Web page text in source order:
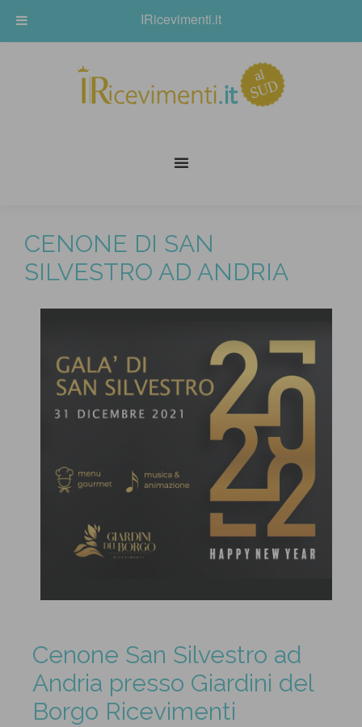
CENONE DI SAN
SILVESTRO AD ANDRIA
Cenone San Silvestro ad
Andria presso Giardini del
Borgo Ricevimenti
IRicevimenti.it